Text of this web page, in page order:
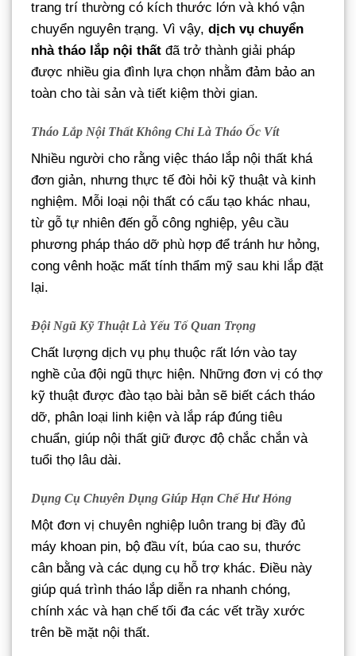
trang trí thường có kích thước lớn và khó vận
chuyển nguyên trạng. Vì vậy, dịch vụ chuyển
nhà tháo lắp nội thất đã trở thành giải pháp
được nhiều gia đình lựa chọn nhằm đảm bảo an
toàn cho tài sản và tiết kiệm thời gian.
Tháo Lắp Nội Thất Không Chỉ Là Tháo Ốc Vít
Nhiều người cho rằng việc tháo lắp nội thất khá
đơn giản, nhưng thực tế đòi hỏi kỹ thuật và kinh
nghiệm. Mỗi loại nội thất có cấu tạo khác nhau,
từ gỗ tự nhiên đến gỗ công nghiệp, yêu cầu
phương pháp tháo dỡ phù hợp để tránh hư hỏng,
cong vênh hoặc mất tính thẩm mỹ sau khi lắp đặt
lại.
Đội Ngũ Kỹ Thuật Là Yếu Tố Quan Trọng
Chất lượng dịch vụ phụ thuộc rất lớn vào tay
nghề của đội ngũ thực hiện. Những đơn vị có thợ
kỹ thuật được đào tạo bài bản sẽ biết cách tháo
dỡ, phân loại linh kiện và lắp ráp đúng tiêu
chuẩn, giúp nội thất giữ được độ chắc chắn và
tuổi thọ lâu dài.
Dụng Cụ Chuyên Dụng Giúp Hạn Chế Hư Hỏng
Một đơn vị chuyên nghiệp luôn trang bị đầy đủ
máy khoan pin, bộ đầu vít, búa cao su, thước
cân bằng và các dụng cụ hỗ trợ khác. Điều này
giúp quá trình tháo lắp diễn ra nhanh chóng,
chính xác và hạn chế tối đa các vết trầy xước
trên bề mặt nội thất.